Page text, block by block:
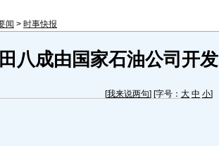
闻 > 时事快报
八成由国家石油公司开发
[我来说两句] [字号： 大 中 小]